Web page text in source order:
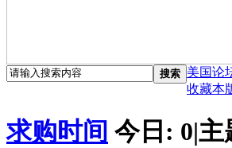
搜索 美国论
收藏本
求购时间 今日: 0|主